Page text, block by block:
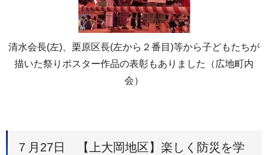
清水会長(左)、栗原区長(左から２番目)等から子どもたちが
描いた祭りポスター作品の表彰もありました（広地町内
会）
７月27日 【上大岡地区】楽しく防災を学